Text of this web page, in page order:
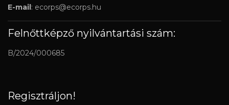
E-mail: ecorps@ecorps.hu
Felnőttképző nyilvántartási szám:
B/2024/000685
Regisztráljon!